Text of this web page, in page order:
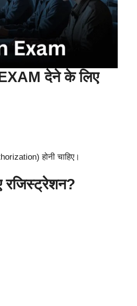
देने के लिए
होनी चाहिए।